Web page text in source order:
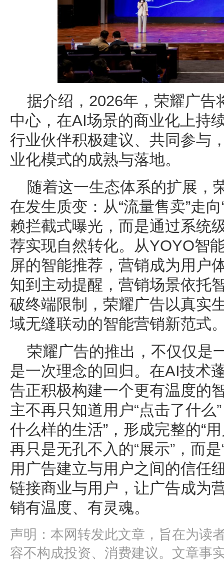
据介绍，2026年，荣耀广告
中心，在AI场景的商业化上持
行业伙伴积极建议、共同参与
业化模式的成熟与落地。
随着这一生态体系的扩展，
在发生质变：从“流量售卖”走
赖拦截式曝光，而是通过系统
荐实现自然转化。从YOYO智
屏的智能推荐，营销成为用户
知到主动提醒，营销场景依托
破终端限制，荣耀广告以真实
域无缝联动的智能营销新范式
荣耀广告的推出，不仅仅是
是一次理念的回归。在AI技术
告正积极构建一个更有温度的
主不再只知道用户“点击了什么
什么样的生活”，形成完整的“
再只是无孔不入的“展示”，而是
用广告建立与用户之间的信任
链接商业与用户，让广告成为
销有温度、有灵魂。
声明：本网转发此文章，旨在为读
容不构成投资、消费建议。文章事